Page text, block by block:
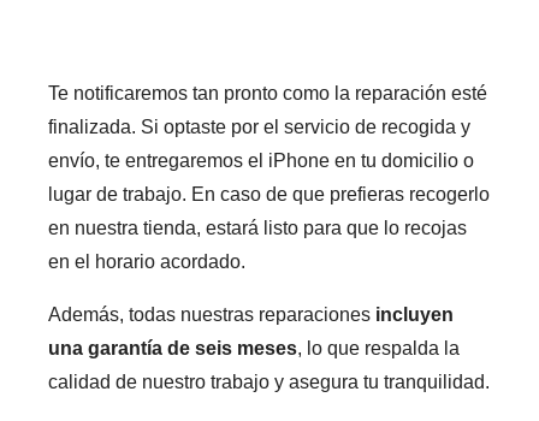
Te notificaremos tan pronto como la reparación esté
finalizada. Si optaste por el servicio de recogida y
envío, te entregaremos el iPhone en tu domicilio o
lugar de trabajo. En caso de que prefieras recogerlo
en nuestra tienda, estará listo para que lo recojas
en el horario acordado.
Además, todas nuestras reparaciones incluyen
una garantía de seis meses, lo que respalda la
calidad de nuestro trabajo y asegura tu tranquilidad.